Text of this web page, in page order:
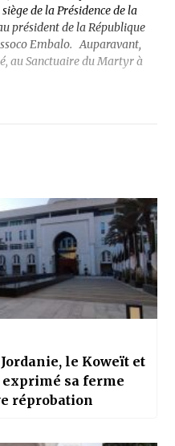
de la Présidence de la
président de la République
Embalo. Auparavant,
au Sanctuaire du Martyr à
le Koweït et
exprimé sa ferme
réprobation